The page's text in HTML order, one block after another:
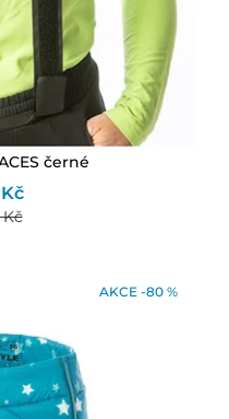
černé
AKCE -80 %